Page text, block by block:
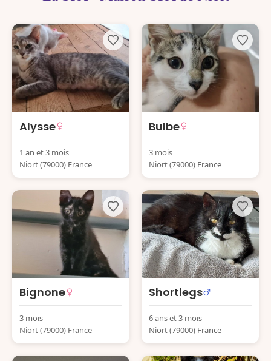
Alysse
1 an et 3 mois
Niort (79000) France
Bulbe
3 mois
Niort (79000) France
Bignone
3 mois
Niort (79000) France
Shortlegs
6 ans et 3 mois
Niort (79000) France